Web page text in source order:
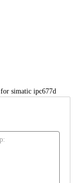
simatic ipc677d